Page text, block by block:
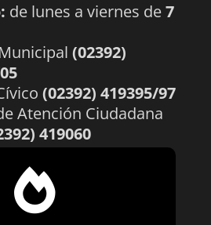
de lunes a viernes de7
(02392)
(02392) 419395/97
Atención Ciudadana
419060
